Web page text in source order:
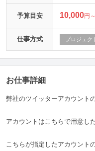
予算目安 10,000円～
仕事方式 プロジェク
お仕事詳細
弊社のツイッターアカウント
アカウントはこちらで用意し
こちらが指定したアカウント